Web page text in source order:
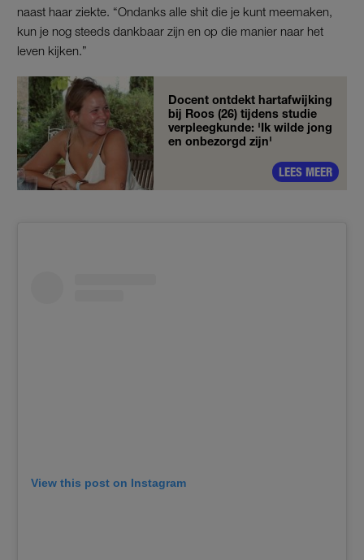
naast haar ziekte. “Ondanks alle shit die je kunt meemaken,
kun je nog steeds dankbaar zijn en op die manier naar het
leven kijken.”
Docent ontdekt hartafwijking
bij Roos (26) tijdens studie
verpleegkunde: 'Ik wilde jong
en onbezorgd zijn'
LEES MEER
View this post on Instagram